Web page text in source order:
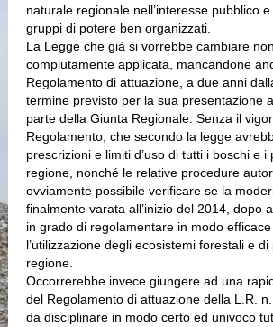
naturale regionale nell’interesse pubblico
gruppi di potere ben organizzati.
La Legge che già si vorrebbe cambiare
compiutamente applicata, mancandone
Regolamento di attuazione, a due anni
termine previsto per la sua presentazione
parte della Giunta Regionale. Senza il
Regolamento, che secondo la legge
prescrizioni e limiti d’uso di tutti i boschi e i
regione, nonché le relative procedure
ovviamente possibile verificare se la
finalmente varata all’inizio del 2014, dopo
in grado di regolamentare in modo
l’utilizzazione degli ecosistemi forestali e
regione.
Occorrerebbe invece giungere ad una
del Regolamento di attuazione della L.R.
da disciplinare in modo certo ed univoco